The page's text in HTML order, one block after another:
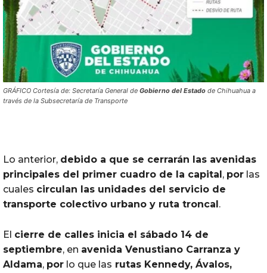
GRÁFICO Cortesía de: Secretaría General de Gobierno del Estado de Chihuahua a
través de la Subsecretaría de Transporte
Lo anterior, debido a que se cerrarán las avenidas
principales del primer cuadro de la capital, por las
cuales circulan las unidades del servicio de
transporte colectivo urbano y ruta troncal.
El cierre de calles inicia el sábado 14 de
septiembre, en avenida Venustiano Carranza y
Aldama, por lo que las rutas Kennedy, Ávalos,